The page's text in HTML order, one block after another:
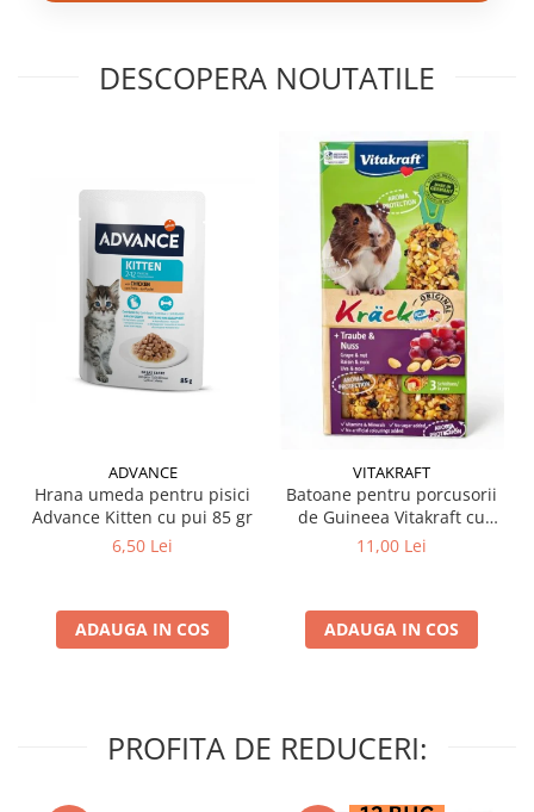
DESCOPERA NOUTATILE
ADVANCE
Hrana umeda pentru pisici
Advance Kitten cu pui 85 gr
6,50 Lei
ADAUGA IN COS
VITAKRAFT
Batoane pentru porcusorii
de Guineea Vitakraft cu
struguri & nuci 2 buc
11,00 Lei
ADAUGA IN COS
PROFITA DE REDUCERI: